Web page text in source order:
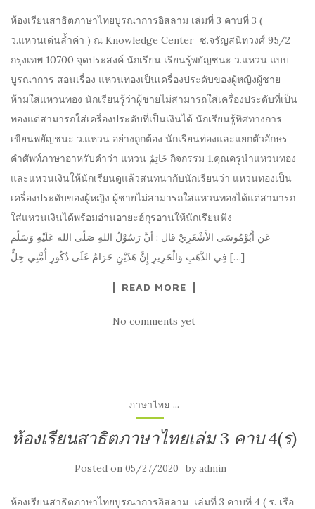
ห้องเรียนสาธิตภาษาไทยบูรณาการอิสลาม เล่มที่ 3 คาบที่ 3 (
ว.แหวนเด่นล้ำค่า ) ณ Knowledge Center ซ.จรัญสนิทวงศ์ 95/2
กรุงเทพ 10700 จุดประสงค์ นักเรียน เรียนรู้พยัญชนะ ว.แหวน แบบ
บูรณาการ สอนเรื่อง แหวนทองเป็นเครื่องประดับของผู้หญิงผู้ชาย
ห้ามใส่แหวนทอง นักเรียนรู้ว่าผู้ชายไม่สามารถใส่เครื่องประดับที่เป็น
ทองแต่สามารถใส่เครื่องประดับที่เป็นเงินได้ นักเรียนรู้ทิศทางการ
เขียนพยัญชนะ ว.แหวน อย่างถูกต้อง นักเรียนท่องและแยกตัวอักษร
คำศัพท์ภาษาอาหรับคำว่า แหวน خَاتِمٌ กิจกรรม 1.คุณครูนำแหวนทอง
และแหวนเงินให้นักเรียนดูแล้วสนทนากับนักเรียนว่า แหวนทองเป็น
เครื่องประดับของผู้หญิง ผู้ชายไม่สามารถใส่แหวนทองได้แต่สามารถ
ใส่แหวนเงินได้พร้อมอ่านอายะฮ์กุรอานให้นักเรียนฟัง
عَن أَبُوْمُوسَى الأَشْعَرِيْ قال : أنَّ رَسُوْلُ اللهِ صَلّى الله عَلَيْهِ وَسَلّم
فِي الذَّهَبِ وَالْحَرِيرِ إِنَّ هَذَيْنِ حَرَامٌ عَلَى ذُكُورِ أُمَّتِي حِلٌّ […]
READ MORE
No comments yet
ภาษาไทย ...
ห้องเรียนสาธิตภาษาไทยเล่ม 3 คาบ 4(ร)
Posted on 05/27/2020 byadmin
ห้องเรียนสาธิตภาษาไทยบูรณาการอิสลาม เล่มที่ 3 คาบที่ 4 ( ร. เรือ